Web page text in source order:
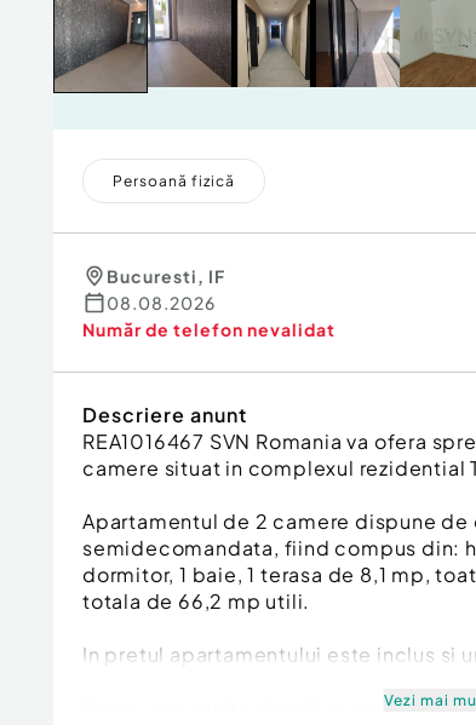
Persoană fizică
Bucuresti, IF
08.08.2026
Număr de telefon nevalidat
Descriere anunt
REA1016467 SVN Romania va ofera
camere situat in complexul rezidential
Apartamentul de 2 camere dispune
semidecomandata, fiind compus din:
dormitor, 1 baie, 1 terasa de 8,1 mp,
totala de 66,2 mp utili.
In pretul apartamentului este inclus si
Pentru mai multe detalii va stau laVezi mai